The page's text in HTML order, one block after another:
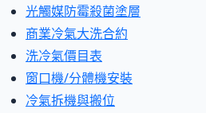
光觸媒防霉殺菌塗層
商業冷氣大洗合約
洗冷氣價目表
窗口機/分體機安裝
冷氣拆機與搬位